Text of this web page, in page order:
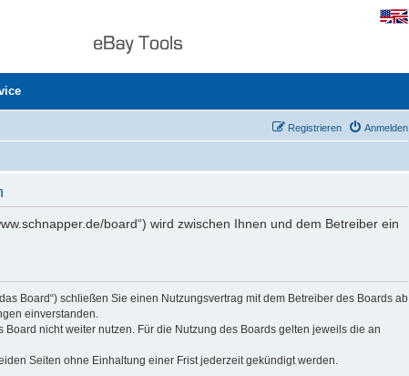
Anmelden
Registrieren
board“) wird zwischen Ihnen und dem Betreiber ein
Board“) schließen Sie einen Nutzungsvertrag mit dem Betreiber des Boards ab
einverstanden.
nicht weiter nutzen. Für die Nutzung des Boards gelten jeweils die an
Seiten ohne Einhaltung einer Frist jederzeit gekündigt werden.